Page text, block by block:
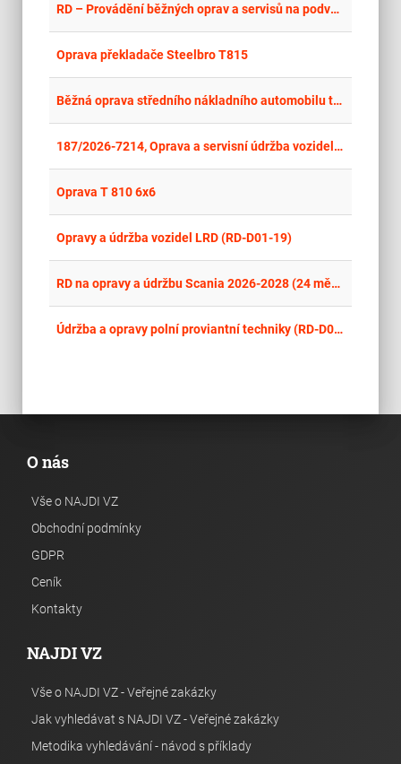
RD – Provádění běžných oprav a servisů na podvozku vozidel
Oprava překladače Steelbro T815
Běžná oprava středního nákladního automobilu tara T-810
187/2026-7214, Oprava a servisní údržba vozidel VHJ - MB - ACTROS, MB - ATEGO
Oprava T 810 6x6
Opravy a údržba vozidel LRD (RD-D01-19)
RD na opravy a údržbu Scania 2026-2028 (24 měsíců)
Údržba a opravy polní proviantní techniky (RD-D01-16)
O nás
Vše o NAJDI VZ
Obchodní podmínky
GDPR
Ceník
Kontakty
NAJDI VZ
Vše o NAJDI VZ - Veřejné zakázky
Jak vyhledávat s NAJDI VZ - Veřejné zakázky
Metodika vyhledávání - návod s příklady